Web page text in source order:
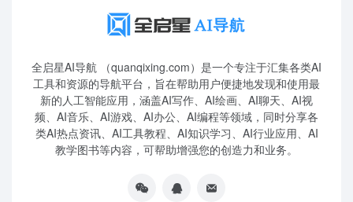
全启星AI导航 （quanqixing.com）是一个专注于汇集各类AI
工具和资源的导航平台，旨在帮助用户便捷地发现和使用最
新的人工智能应用，涵盖AI写作、AI绘画、AI聊天、AI视
频、AI音乐、AI游戏、AI办公、AI编程等领域，同时分享各
类AI热点资讯、AI工具教程、AI知识学习、AI行业应用、AI
教学图书等内容，可帮助增强您的创造力和业务。